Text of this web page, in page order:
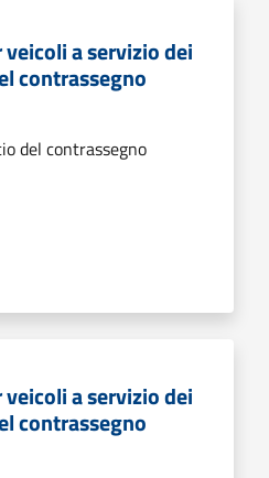
a servizio dei
contrassegno
del contrassegno
a servizio dei
contrassegno